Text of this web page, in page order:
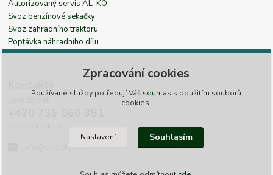
Autorizovaný servis AL-KO
Svoz benzínové sekačky
Svoz zahradního traktoru
Poptávka náhradního dílu
info@sekacky.net
Zpracování cookies
Používané služby potřebují Váš souhlas s použitím souborů
cookies.
Nastavení Souhlasím